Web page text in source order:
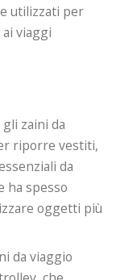
utilizzati per
viaggi
gli zaini da
riporre vestiti,
da
ha spesso
oggetti più
da viaggio